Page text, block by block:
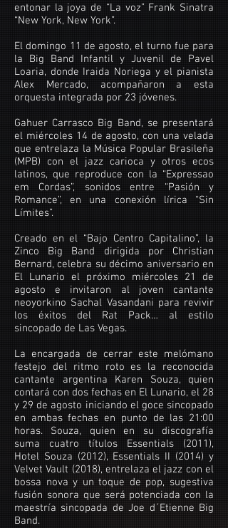
entonar la joya de “La voz” Frank Sinatra
“New York, New York”.
El domingo 11 de agosto, el turno fue para
la Big Band Infantil y Juvenil de Pavel
Loaria, donde Iraida Noriega y el pianista
Alex Mercado, acompañaron a esta
orquesta integrada por 23 jóvenes.
Gahuer Carrasco Big Band, se presentará
el miércoles 14 de agosto, con una velada
que entrelaza la Música Popular Brasileña
(MPB) con el jazz carioca y otros ecos
latinos, que reproduce con la “Expressao
em Cordas”, sonidos entre “Pasión y
Romance”, en una conexión lírica “Sin
Límites”.
Creado en el “Bajo Centro Capitalino”, la
Zinco Big Band dirigida por Christian
Bernard, celebra su décimo aniversario en
El Lunario el próximo miércoles 21 de
agosto e invitaron al joven cantante
neoyorkino Sachal Vasandani para revivir
los éxitos del Rat Pack… al estilo
sincopado de Las Vegas.
La encargada de cerrar este melómano
festejo del ritmo roto es la reconocida
cantante argentina Karen Souza, quien
contará con dos fechas en El Lunario, el 28
y 29 de agosto iniciando el goce sincopado
en ambas fechas en punto de las 21:00
horas. Souza, quien en su discografía
suma cuatro títulos Essentials (2011),
Hotel Souza (2012), Essentials II (2014) y
Velvet Vault (2018), entrelaza el jazz con el
bossa nova y un toque de pop, sugestiva
fusión sonora que será potenciada con la
maestría sincopada de Joe d´Etienne Big
Band.